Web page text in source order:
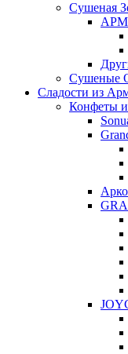
Сушеная
Сушеные
Сладости из
Конфеты